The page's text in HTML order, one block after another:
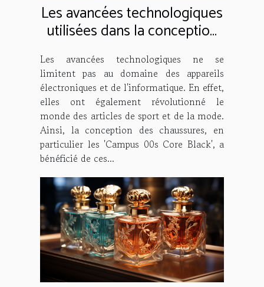
Les avancées technologiques
utilisées dans la conception
des 'Campus 00s Core Black'
Les avancées technologiques ne se
limitent pas au domaine des appareils
électroniques et de l'informatique. En effet,
elles ont également révolutionné le
monde des articles de sport et de la mode.
Ainsi, la conception des chaussures, en
particulier les 'Campus 00s Core Black', a
bénéficié de ces...